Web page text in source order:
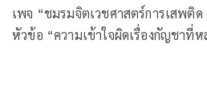
เพจ “ชมรมจิตเวชศาสตร์การเสพติ
หัวข้อ “ความเข้าใจผิดเรื่องกัญชาที่